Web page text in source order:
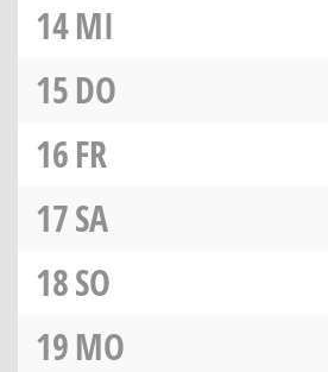
14MI
15DO
16FR
17SA
18SO
19MO